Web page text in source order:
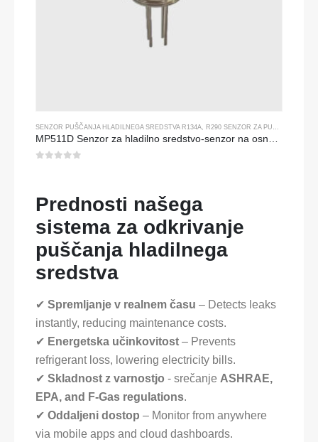
SENZOR PUŠČANJA HLADILNEGA SREDSTVA R134A R290 SENZOR ZA PUŠČANJE HLADILNEGA SREDSTVA
Prednosti našega
sistema za odkrivanje
puščanja hladilnega
sredstva
✔ Spremljanje v realnem času – Detects leaks
instantly, reducing maintenance costs.
✔ Energetska učinkovitost – Prevents
refrigerant loss, lowering electricity bills.
✔ Skladnost z varnostjo - srečanje ASHRAE,
EPA, and F-Gas regulations.
✔ Oddaljeni dostop – Monitor from anywhere
via mobile apps and cloud dashboards.